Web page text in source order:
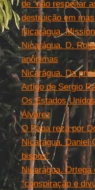
de “não respeitar
destruição em
Nicarágua.
Nicarágua. D.
anônimas
Nicarágua. Da
Artigo de Sergio
Os Estados
Álvarez
O Papa reza por
Nicarágua. Daniel
bispos"
Nicarágua. Ortega
“conspiração e